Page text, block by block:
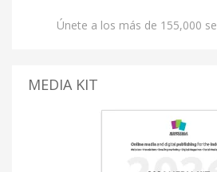
Únete a los más de 155,000
MEDIA KIT